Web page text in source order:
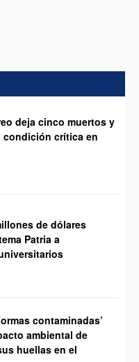
deja cinco muertos y
condición crítica en
de dólares
Patria a
contaminadas’
ambiental de
huellas en el